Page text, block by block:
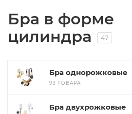
Бра в форме
цилиндра
47
Бра однорожковые
93 ТОВАРА
Бра двухрожковые